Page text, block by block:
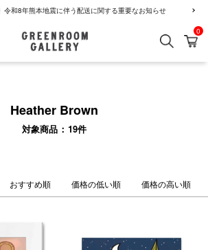
令和8年熊本地震に伴う配送に関する重要なお知らせ
検索 カ
0
Heather Brown
対象商品 19件
おすすめ順 価格の低い順 価格の高い順